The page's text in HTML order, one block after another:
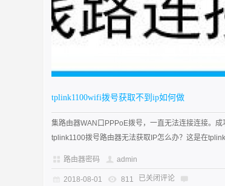
tplink1100wifi拨号获取不到ip如何做
集路由器WAN口PPPoE拨号，一直无法连接连接。成
tplink1100拨号路由器无法获取IP怎么办？这是在
路由器密码 admin
2018-08-01 811 已关闭评论